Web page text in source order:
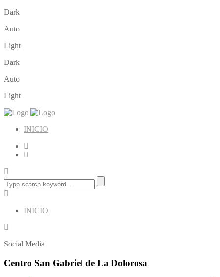
Dark
Auto
Light
Dark
Auto
Light
INICIO
INICIO
Social Media
Centro San Gabriel de La Dolorosa